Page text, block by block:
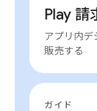
Play 請
アプリ内デ
販売する
ガイド